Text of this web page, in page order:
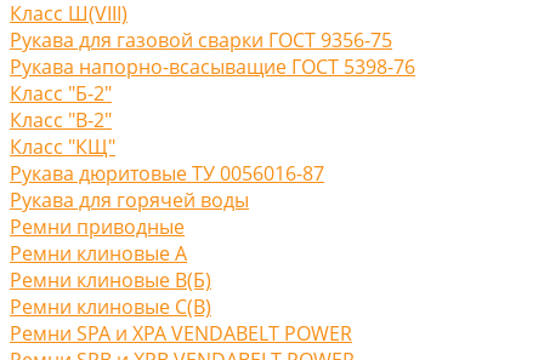
Класс Ш(VIII)
Рукава для газовой сварки ГОСТ 9356-75
Рукава напорно-всасыващие ГОСТ 5398-76
Класс "Б-2"
Класс "В-2"
Класс "КЩ"
Рукава дюритовые ТУ 0056016-87
Рукава для горячей воды
Ремни приводные
Ремни клиновые A
Ремни клиновые В(Б)
Ремни клиновые С(B)
Ремни SPA и XPA VENDABELT POWER